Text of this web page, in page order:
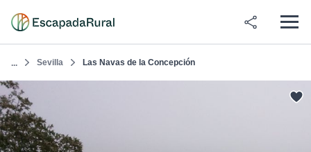
... Sevilla Las Navas de la Concepción